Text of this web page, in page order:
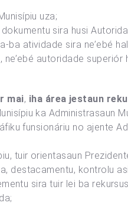
uza;
sira husi
atividade sira ne’ebé
autoridade superiór
mai, iha área jestaun
ka Administrasaun
funsionáriu no ajente
tuir orientasaun
destacamentu, kontrolu
sira tuir lei ba